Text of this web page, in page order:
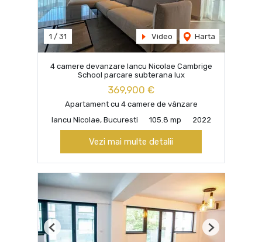
1 / 31 Video Harta
4 camere devanzare Iancu Nicolae Cambrige
School parcare subterana lux
369,900 €
Apartament cu 4 camere de vânzare
Iancu Nicolae, Bucuresti
105.8 mp 2022
Vezi mai multe detalii
Previous Next